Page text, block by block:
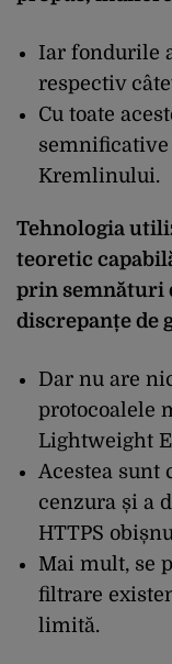
Iar fondurile
respectiv
Cu toate
Kremlinului.
Tehnologia
teoretic
prin semnături
discrepanțe de
Dar nu are
protocoalele
Lightweight
Acestea sunt
cenzura și a
HTTPS
Mai mult, se
filtrare
limită.